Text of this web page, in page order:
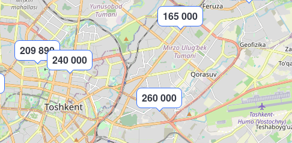
240 000
209 890
165 000
260 000